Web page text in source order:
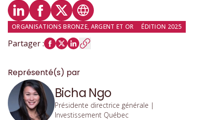
Profil LinkedIn
Profil Facebook
Profil Twitter
Site web
ORGANISATIONS BRONZE, ARGENT ET OR ÉDITION 2025
Partager:
Représenté(s) par
Bicha Ngo
Présidente directrice générale |
Investissement Québec